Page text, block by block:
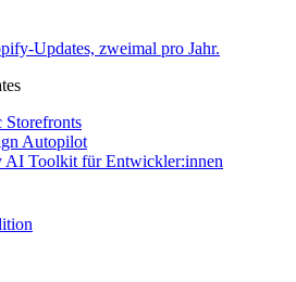
Updates, zweimal pro Jahr.
Storefronts
Autopilot
AI Toolkit für Entwickler:innen